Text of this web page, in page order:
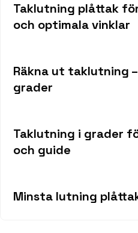
Taklutning plåttak
och optimala vinklar
Räkna ut taklutning
grader
Taklutning i grader
och guide
Minsta lutning